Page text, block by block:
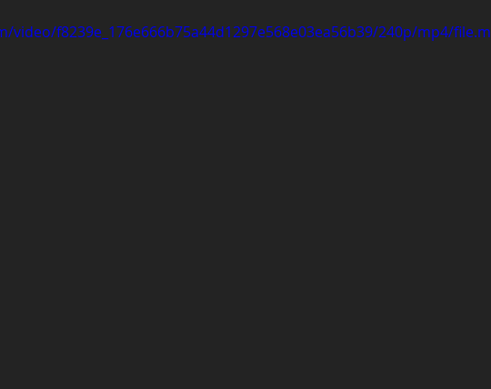
f8239e_176e666b75a44d1297e568e03ea56b39/240p/mp4/file.m